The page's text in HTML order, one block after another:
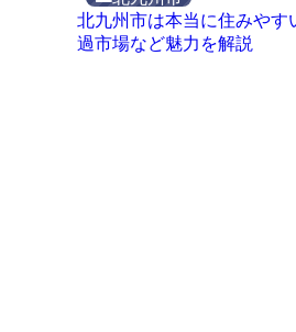
北九州市は本当に住みやす
過市場など魅力を解説